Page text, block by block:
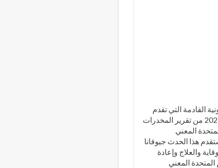
القادمة التي تقدم
أبرز ما في طبعة عام 2023 من تقرير المخدرات
المعني
هذا الحدث جيوفانا
والعلاج وإعادة
المعني